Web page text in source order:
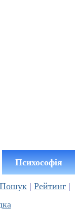
Психософія
Пошук | Рейтинг |